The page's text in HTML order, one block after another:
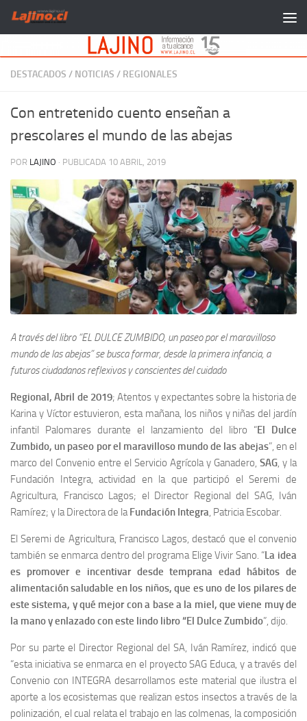
Saltar al contenido
DESTACADOS / NOTICIAS / REGIONALES
Con entretenido cuento enseñan a
prescolares el mundo de las abejas
POR LAJINO · PUBLICADA 10 ABRIL, 2019
A través del libro “EL DULCE ZUMBIDO, un paseo por el maravilloso
mundo de las abejas” se busca formar, desde la primera infancia, a
futuros ciudadanos reflexivos y conscientes del cuidado
Regional, Abril de 2019; Atentos y expectantes sobre la historia de
Karina y Víctor estuvieron, esta mañana, los niños y niñas del jardín
infantil Palomares durante el lanzamiento del libro “El Dulce
Zumbido, un paseo por el maravilloso mundo de las abejas”, en el
marco del Convenio entre el Servicio Agrícola y Ganadero, SAG, y la
Fundación Integra, actividad en la que participó el Seremi de
Agricultura, Francisco Lagos; el Director Regional del SAG, Iván
Ramírez; y la Directora de laFundación Integra, Patricia Escobar.
El Seremi de Agricultura, Francisco Lagos, destacó que el convenio
también se enmarca dentro del programa Elige Vivir Sano. “La idea
es promover e incentivar desde temprana edad hábitos de
alimentación saludable en los niños, que es uno de los pilares de
este sistema, y qué mejor con a base a la miel, que viene muy de
la mano y enlazado con este lindo libro “El Dulce Zumbido”, dijo.
Por su parte el Director Regional del SA, Iván Ramírez, indicó que
“esta iniciativa se enmarca en el proyecto SAG Educa, y a través del
Convenio con INTEGRA desarrollamos este material que ilustra el
aporte a los ecosistemas que realizan estos insectos a través de la
polinización, el cual relata el trabajo en las colmenas, la composición